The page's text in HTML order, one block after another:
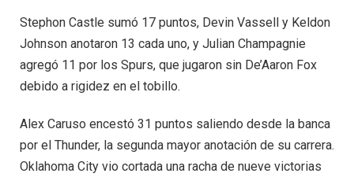
Stephon Castle sumó 17 puntos, Devin Vassell y Keldon
Johnson anotaron 13 cada uno, y Julian Champagnie
agregó 11 por los Spurs, que jugaron sin De’Aaron Fox
debido a rigidez en el tobillo.
Alex Caruso encestó 31 puntos saliendo desde la banca
por el Thunder, la segunda mayor anotación de su carrera.
Oklahoma City vio cortada una racha de nueve victorias